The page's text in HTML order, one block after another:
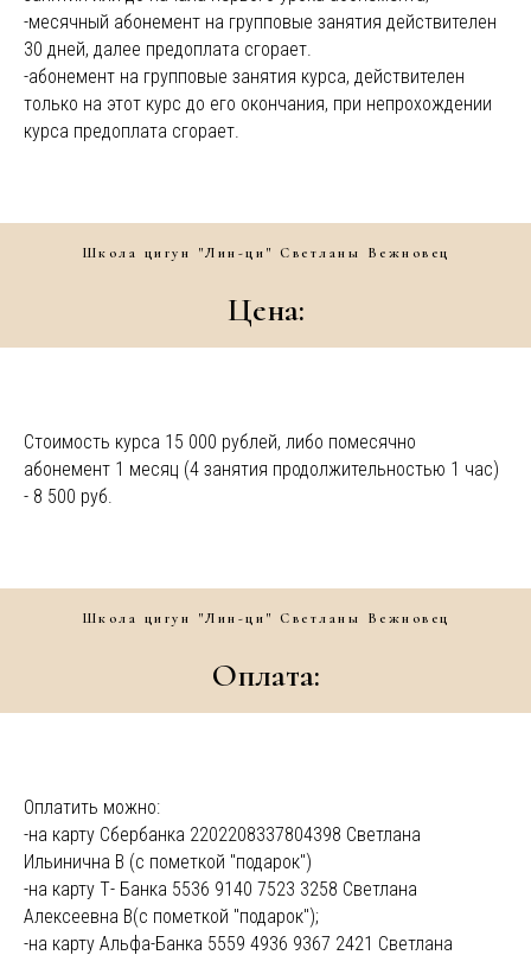
-месячный абонемент на групповые занятия действителен
30 дней, далее предоплата сгорает.
-абонемент на групповые занятия курса, действителен
только на этот курс до его окончания, при непрохождении
курса предоплата сгорает.
Школа цигун "Лин-ци" Светланы Вежновец
Цена:
Стоимость курса 15 000 рублей, либо помесячно
абонемент 1 месяц (4 занятия продолжительностью 1 час)
- 8 500 руб.
Школа цигун "Лин-ци" Светланы Вежновец
Оплата:
Оплатить можно:
-на карту Сбербанка 2202208337804398 Светлана
Ильинична В (с пометкой "подарок")
-на карту Т- Банка 5536 9140 7523 3258 Светлана
Алексеевна В(с пометкой "подарок");
-на карту Альфа-Банка 5559 4936 9367 2421 Светлана